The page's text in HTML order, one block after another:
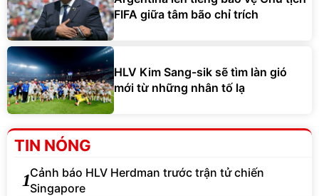
FIFA giữa tâm bão chỉ trích
HLV Kim Sang-sik sẽ tìm làn gió
mới từ những nhân tố lạ
TIN NÓNG
1Cảnh báo HLV Herdman trước trận tử chiến
Singapore